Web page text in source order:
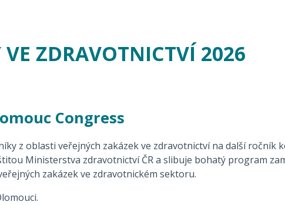
VE ZDRAVOTNICTVÍ 2026
Congress
z oblasti veřejných zakázek ve zdravotnictví na další ročník
Ministerstva zdravotnictví ČR a slibuje bohatý program
zakázek ve zdravotnickém sektoru.